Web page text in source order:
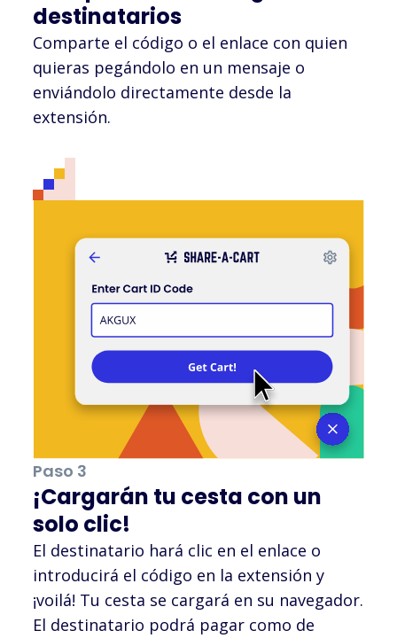
destinatarios
Comparte el código o el enlace con quien
quieras pegándolo en un mensaje o
enviándolo directamente desde la
extensión.
Paso 3
¡Cargarán tu cesta con un
solo clic!
El destinatario hará clic en el enlace o
introducirá el código en la extensión y
¡voilá! Tu cesta se cargará en su navegador.
El destinatario podrá pagar como de